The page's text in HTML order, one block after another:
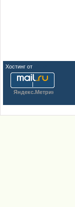
Хостинг от